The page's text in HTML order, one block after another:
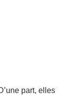
part, elles